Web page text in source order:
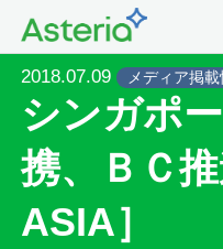
2018.07.09 メディア掲載
シンガポ
携、ＢＣ
ASIA］